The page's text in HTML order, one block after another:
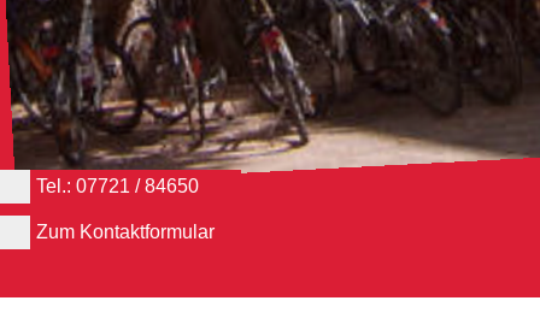
Tel.: 07721 / 84650
Zum Kontaktformular